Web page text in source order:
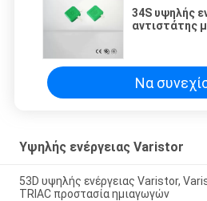
34S υψηλής
αντιστάτης
Να
Υψηλής ενέργειας Varistor
53D υψηλής ενέργειας Varistor,
TRIAC προστασία ημιαγωγών